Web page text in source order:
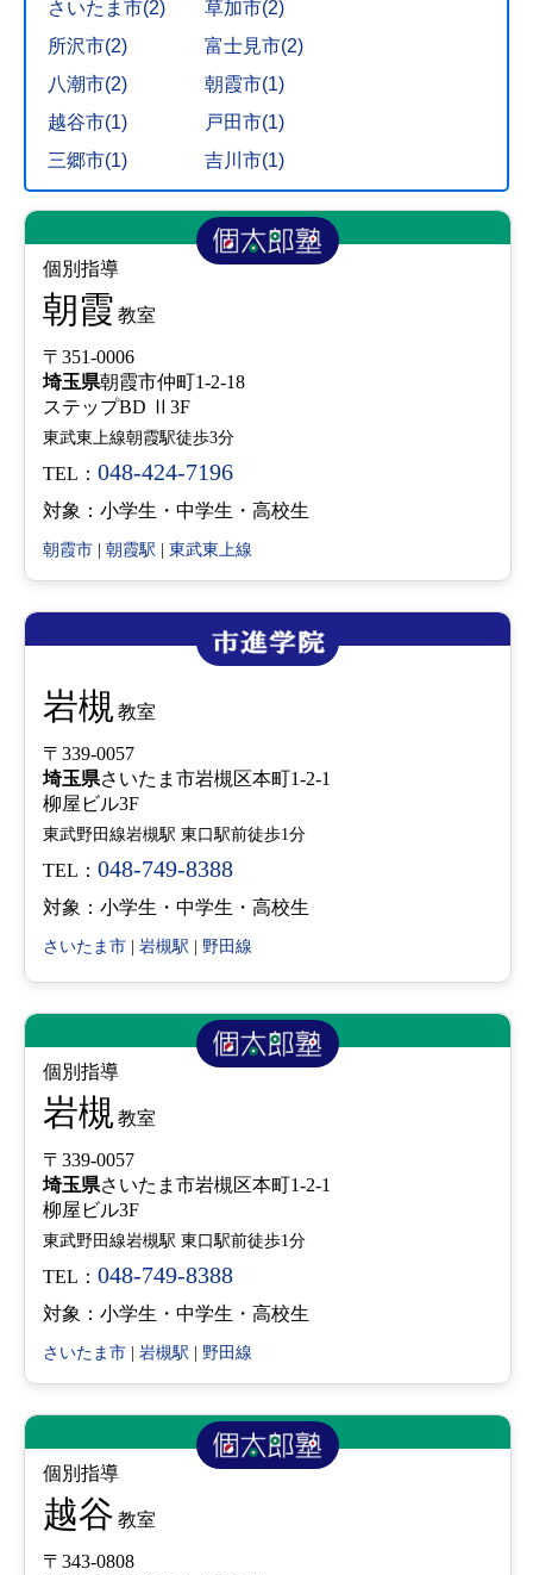
さいたま市(2)
草加市(2)
所沢市(2)
富士見市(2)
八潮市(2)
朝霞市(1)
越谷市(1)
戸田市(1)
三郷市(1)
吉川市(1)
個別指導
朝霞 教室
〒351-0006
埼玉県朝霞市仲町1-2-18
ステップBD Ⅱ3F
東武東上線朝霞駅徒歩3分
TEL： 048-424-7196
対象：小学生・中学生・高校生
朝霞市 朝霞駅 東武東上線
岩槻教室
〒339-0057
埼玉県さいたま市岩槻区本町1-2-1
柳屋ビル3F
東武野田線岩槻駅 東口駅前徒歩1分
TEL： 048-749-8388
対象：小学生・中学生・高校生
さいたま市 岩槻駅 野田線
個別指導
岩槻教室
〒339-0057
埼玉県さいたま市岩槻区本町1-2-1
柳屋ビル3F
東武野田線岩槻駅 東口駅前徒歩1分
TEL： 048-749-8388
対象：小学生・中学生・高校生
さいたま市 岩槻駅 野田線
個別指導
越谷 教室
〒343-0808